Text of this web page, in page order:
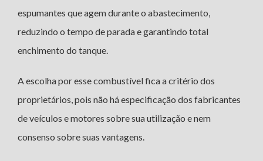
espumantes que agem durante o abastecimento,
reduzindo o tempo de parada e garantindo total
enchimento do tanque.
A escolha por esse combustível fica a critério dos
proprietários, pois não há especificação dos fabricantes
de veículos e motores sobre sua utilização e nem
consenso sobre suas vantagens.